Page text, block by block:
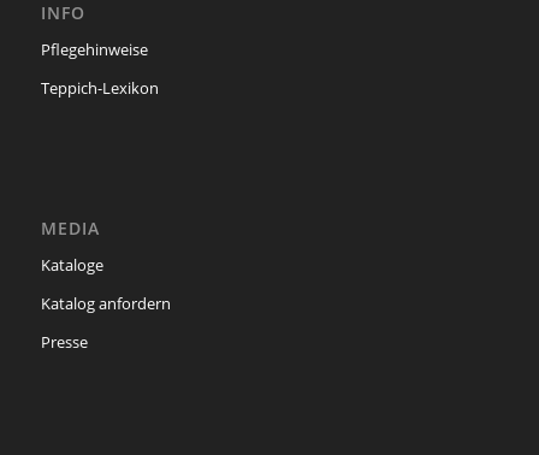
INFO
Pflegehinweise
Teppich-Lexikon
MEDIA
Kataloge
Katalog anfordern
Presse